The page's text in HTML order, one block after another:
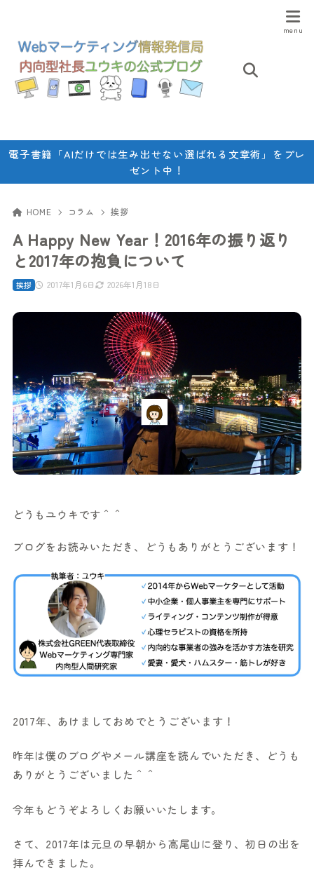
電子書籍「AIだけでは生み出せない選ばれる文章術」をプレ
ゼント中！
HOME コラム 挨拶
A Happy New Year！2016年の振り返り
と2017年の抱負について
2017年1月6日 2026年1月18日
挨拶
どうもユウキです＾＾
ブログをお読みいただき、どうもありがとうございます！
2017年、あけましておめでとうございます！
昨年は僕のブログやメール講座を読んでいただき、どうも
ありがとうございました＾＾
今年もどうぞよろしくお願いいたします。
さて、2017年は元旦の早朝から高尾山に登り、初日の出を
拝んできました。